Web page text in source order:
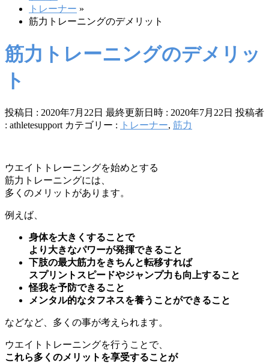
トレーナー »
筋力トレーニングのデメリット
筋力トレーニングのデメリッ
ト
投稿日 : 2020年7月22日 最終更新日時 : 2020年7月22日 投稿者
: athletesupport カテゴリー : トレーナー, 筋力
ウエイトトレーニングを始めとする
筋力トレーニングには、
多くのメリットがあります。
例えば、
身体を大きくすることで
より大きなパワーが発揮できること
下肢の最大筋力をきちんと転移すれば
スプリントスピードやジャンプ力も向上すること
怪我を予防できること
メンタル的なタフネスを養うことができること
などなど、多くの事が考えられます。
ウエイトトレーニングを行うことで、
これら多くのメリットを享受することが